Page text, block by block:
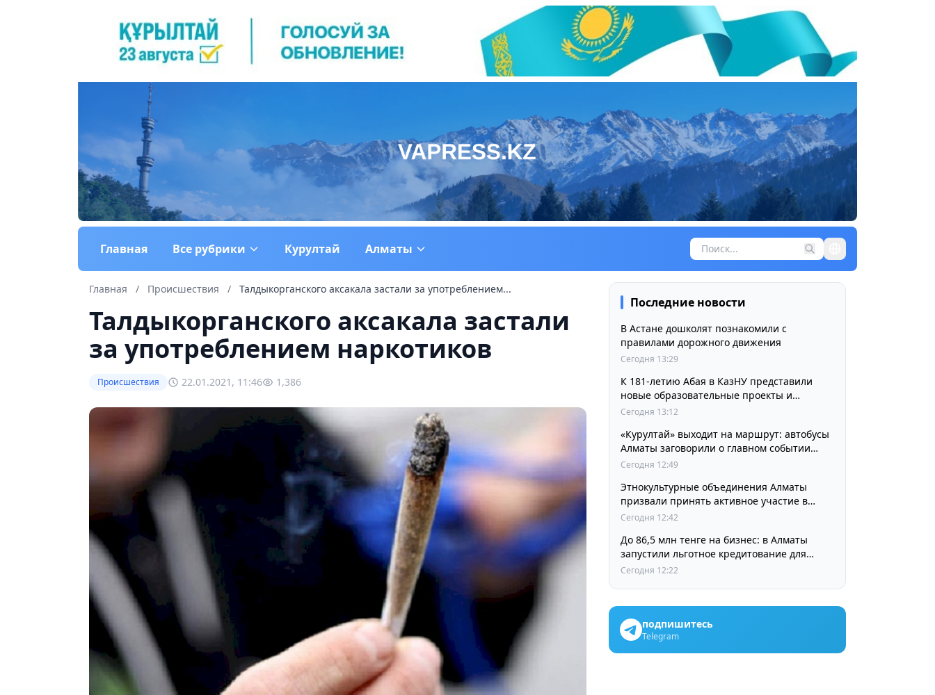
Главная Все рубрики Курултай Алматы
Главная / Происшествия / Талдыкорганского аксакала застали за употреблением...
Талдыкорганского аксакала застали
за употреблением наркотиков
Происшествия 22.01.2021, 11:46 1,386
Последние новости
В Астане дошколят познакомили с
правилами дорожного движения
Сегодня 13:29
К 181-летию Абая в КазНУ представили
новые образовательные проекты и
разработки в области абаеведения
Сегодня 13:12
«Курултай» выходит на маршрут: автобусы
Алматы заговорили о главном событии
августа
Сегодня 12:49
Этнокультурные объединения Алматы
призвали принять активное участие в
выборах
Сегодня 12:42
До 86,5 млн тенге на бизнес: в Алматы
запустили льготное кредитование для
предпринимателей
Сегодня 12:22
подпишитесь
Telegram